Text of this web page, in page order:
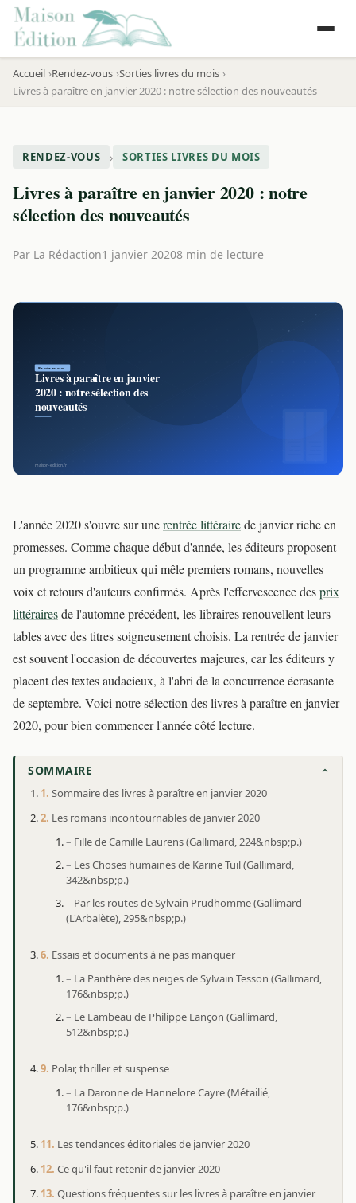
Accueil Rendez-vous Sorties livres du mois
Livres à paraître en janvier 2020 : notre sélection des nouveautés
RENDEZ-VOUS › SORTIES LIVRES DU MOIS
Livres à paraître en janvier 2020 : notre
sélection des nouveautés
Par La Rédaction1 janvier 20208 min de lecture
L'année 2020 s'ouvre sur unerentrée littérairede janvier riche en
promesses. Comme chaque début d'année, les éditeurs proposent
un programme ambitieux qui mêle premiers romans, nouvelles
voix et retours d'auteurs confirmés. Après l'effervescence desprix
littérairesde l'automne précédent, les libraires renouvellent leurs
tables avec des titres soigneusement choisis. La rentrée de janvier
est souvent l'occasion de découvertes majeures, car les éditeurs y
placent des textes audacieux, à l'abri de la concurrence écrasante
de septembre. Voici notre sélection des livres à paraître en janvier
2020, pour bien commencer l'année côté lecture.
SOMMAIRE
Sommaire des livres à paraître en janvier 2020
Les romans incontournables de janvier 2020
Fille de Camille Laurens (Gallimard, 224&nbsp;p.)
Les Choses humaines de Karine Tuil (Gallimard,
342&nbsp;p.)
Par les routes de Sylvain Prudhomme (Gallimard
(L'Arbalète), 295&nbsp;p.)
Essais et documents à ne pas manquer
La Panthère des neiges de Sylvain Tesson (Gallimard,
176&nbsp;p.)
Le Lambeau de Philippe Lançon (Gallimard,
512&nbsp;p.)
Polar, thriller et suspense
La Daronne de Hannelore Cayre (Métailié,
176&nbsp;p.)
Les tendances éditoriales de janvier 2020
Ce qu'il faut retenir de janvier 2020
Questions fréquentes sur les livres à paraître en janvier